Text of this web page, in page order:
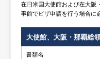
在日米国大使館および在大阪
事館でビザ申請を行う場合に
大使館、大阪・那覇総
書類名